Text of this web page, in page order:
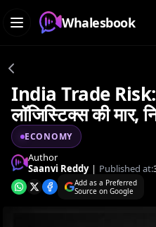
Whalesbook
India Trade Risk:
लॉजिस्टिक्स की मार,
ECONOMY
Author
Saanvi Reddy | Published at:
Add as a Preferred
Source on Google